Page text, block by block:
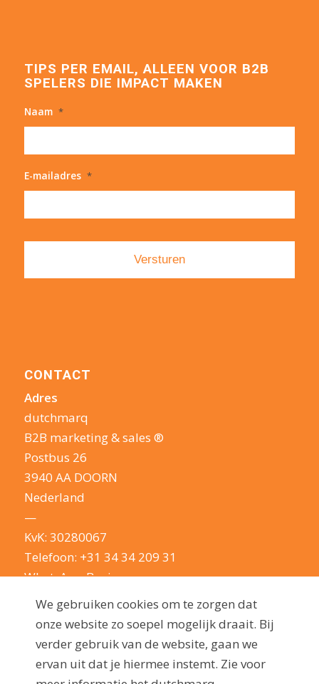
TIPS PER EMAIL, ALLEEN VOOR B2B
SPELERS DIE IMPACT MAKEN
Naam *
E-mailadres *
CONTACT
Adres
dutchmarq
B2B marketing & sales ®
Postbus 26
3940 AA DOORN
Nederland
—
KvK: 30280067
Telefoon: +31 34 34 209 31
WhatsApp Business
E-mail:
info@dutchmarq.nl
We houden van een geintje. Maar nemen je
privacy erg serieus: lees hier onze
privacyverklaring
We gebruiken cookies om te zorgen dat
onze website zo soepel mogelijk draait. Bij
verder gebruik van de website, gaan we
ervan uit dat je hiermee instemt. Zie voor